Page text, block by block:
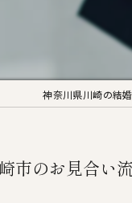
神奈川県川崎の結
市のお見合い